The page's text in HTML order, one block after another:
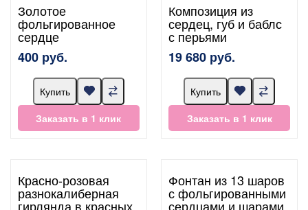
Золотое
фольгированное
сердце
400 руб.
Купить
Заказать в 1 клик
Композиция из
сердец, губ и баблс
с перьями
19 680 руб.
Купить
Заказать в 1 клик
Красно-розовая
разнокалиберная
гирлянда в красных
Фонтан из 13 шаров
с фольгированными
сердцами и шарами